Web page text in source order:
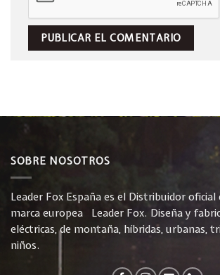
SOBRE NOSOTROS
Leader Fox España es el Distribuidor
marca europea Leader Fox. Diseña y
eléctricas, de montaña, híbridas, urbanas,
niños.